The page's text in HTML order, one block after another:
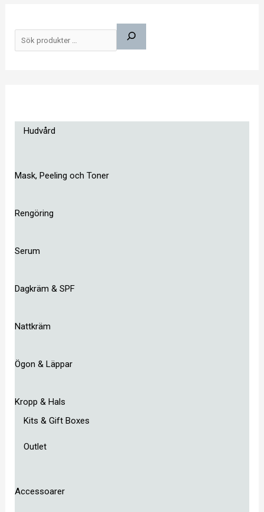
ö
k
Hudvård
Mask, Peeling och Toner
Rengöring
Serum
Dagkräm & SPF
Nattkräm
Ögon & Läppar
Kropp & Hals
Kits & Gift Boxes
Outlet
Accessoarer